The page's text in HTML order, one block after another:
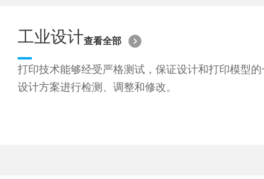
工业设计查看全部
打印技术能够经受严格测试，保证设计和打印模型
设计方案进行检测、调整和修改。